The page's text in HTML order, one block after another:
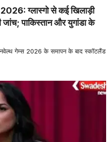
ग्लास्गो से कई खिलाड़ी
पाकिस्तान और युगांडा के
गेम्स 2026 के समापन के बाद स्कॉटलैंड